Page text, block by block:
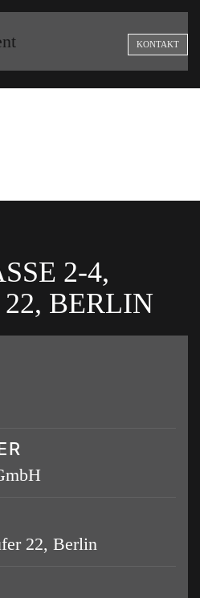
KONTAKT
2-4,
BERLIN
22, Berlin